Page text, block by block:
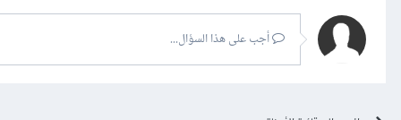
أجب على هذا السؤال...